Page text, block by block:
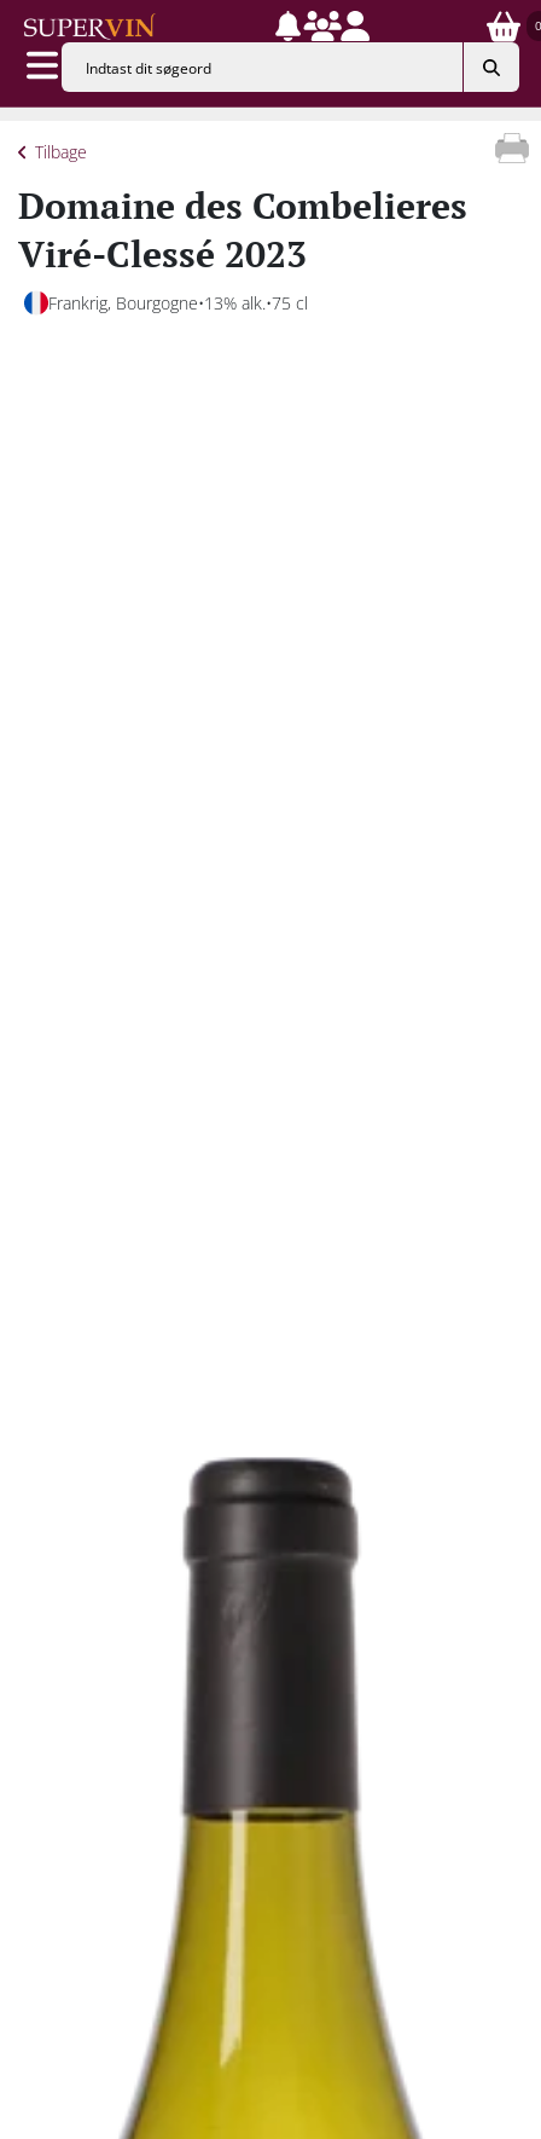
0
Tilbage
Domaine des Combelieres
Viré-Clessé 2023
Frankrig, Bourgogne 13% alk. 75 cl